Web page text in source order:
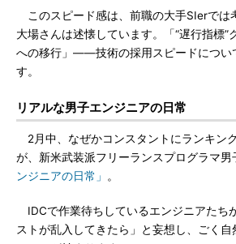
このスピード感は、前職の大手SIerでは
大場さんは述懐しています。「“遅行指標”
への移行」――技術の採用スピードについ
す。
リアルな男子エンジニアの日常
2月中、なぜかコンスタントにランキン
が、新米武装派フリーランスプログラマ男
ンジニアの日常」
。
IDCで作業待ちしているエンジニアたち
ストが乱入してきたら」と妄想し、ごく自